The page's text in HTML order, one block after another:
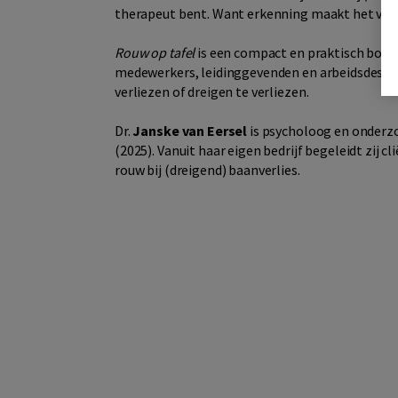
therapeut bent. Want erkenning maakt het
Rouw op tafelis een compact en praktisch
medewerkers, leidinggevenden en
verliezen of dreigen te verliezen.
Dr. Janske van Eersel is psycholoog en
(2025). Vanuit haar eigen bedrijf begeleidt zij
rouw bij (dreigend) baanverlies.